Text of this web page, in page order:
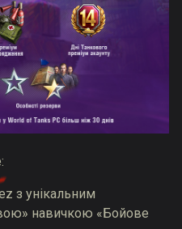
з унікальним
навичкою «Бойове